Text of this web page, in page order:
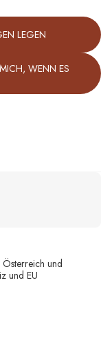
LEGEN
WENN ES
und
und EU